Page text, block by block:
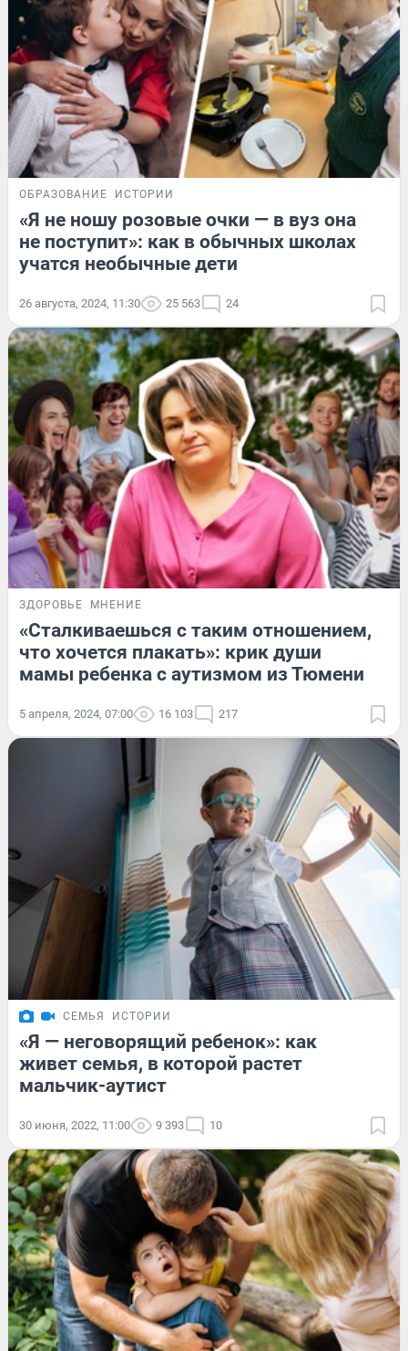
ОБРАЗОВАНИЕ ИСТОРИИ
«Я не ношу розовые очки — в вуз она
не поступит»: как в обычных школах
учатся необычные дети
26 августа, 2024, 11:30 25 563 24
ЗДОРОВЬЕ МНЕНИЕ
«Сталкиваешься с таким отношением,
что хочется плакать»: крик души
мамы ребенка с аутизмом из Тюмени
5 апреля, 2024, 07:00 16 103 217
СЕМЬЯ ИСТОРИИ
«Я — неговорящий ребенок»: как
живет семья, в которой растет
мальчик-аутист
30 июня, 2022, 11:00 9 393 10